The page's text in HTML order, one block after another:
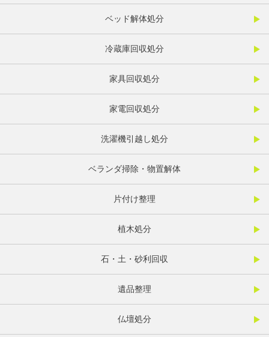
ベッド解体処分
冷蔵庫回収処分
家具回収処分
家電回収処分
洗濯機引越し処分
ベランダ掃除・物置解体
片付け整理
植木処分
石・土・砂利回収
遺品整理
仏壇処分